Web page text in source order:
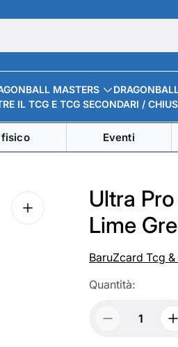
MASTERS
IL TCG E TCG SECONDARI /
fisico Eventi
Ultra
Lime
BaruZcard Tcg
Quantità: